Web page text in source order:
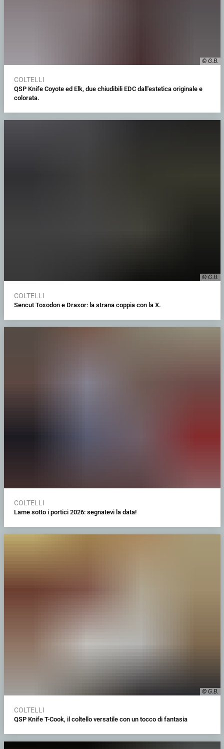
© G.B.
COLTELLI
QSP Knife Coyote ed Elk, due chiudibili EDC dall'estetica originale e
colorata.
© G.B.
COLTELLI
Sencut Toxodon e Draxor: la strana coppia con la X.
COLTELLI
Lame sotto i portici 2026: segnatevi la data!
© G.B.
COLTELLI
QSP Knife T-Cook, il coltello versatile con un tocco di fantasia